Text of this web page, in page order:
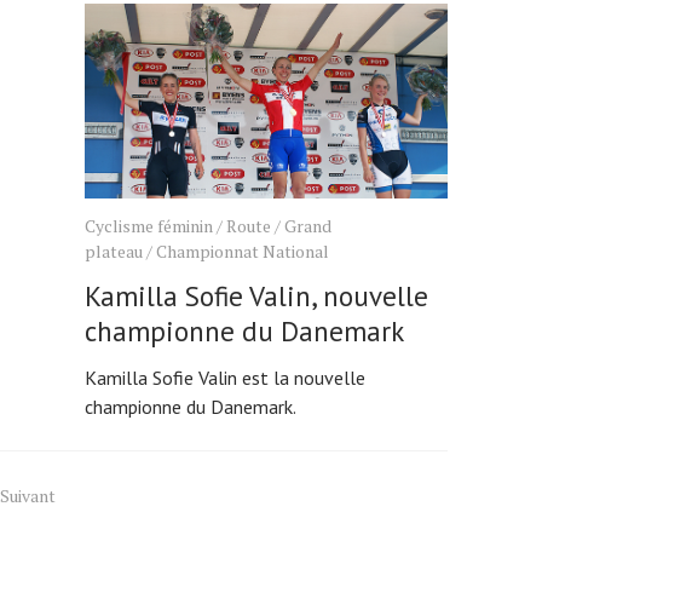
Cyclisme féminin/ Route / Grand
plateau/ Championnat National
Kamilla Sofie Valin, nouvelle
championne du Danemark
Kamilla Sofie Valin est la nouvelle
championne du Danemark.
Suivant